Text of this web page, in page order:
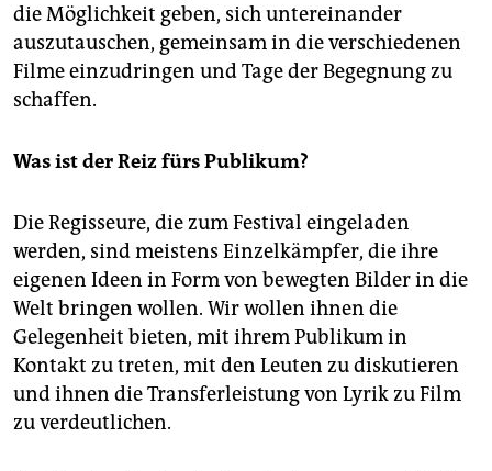
die Möglichkeit geben, sich untereinander
auszutauschen, gemeinsam in die verschiedenen
Filme einzudringen und Tage der Begegnung zu
schaffen.
Was ist der Reiz fürs Publikum?
Die Regisseure, die zum Festival eingeladen
werden, sind meistens Einzelkämpfer, die ihre
eigenen Ideen in Form von bewegten Bilder in die
Welt bringen wollen. Wir wollen ihnen die
Gelegenheit bieten, mit ihrem Publikum in
Kontakt zu treten, mit den Leuten zu diskutieren
und ihnen die Transferleistung von Lyrik zu Film
zu verdeutlichen.